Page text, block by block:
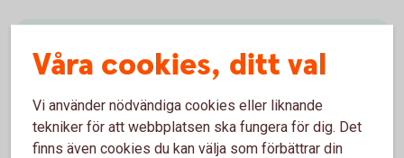
Skaffa Privatkonto
ÖppnaPrivatkonto
Våra cookies, ditt val
Vi använder nödvändiga cookies eller liknande
tekniker för att webbplatsen ska fungera för dig. Det
finns även cookies du kan välja som förbättrar din